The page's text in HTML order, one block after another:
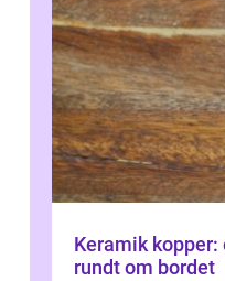
Keramik
rundt om bordet